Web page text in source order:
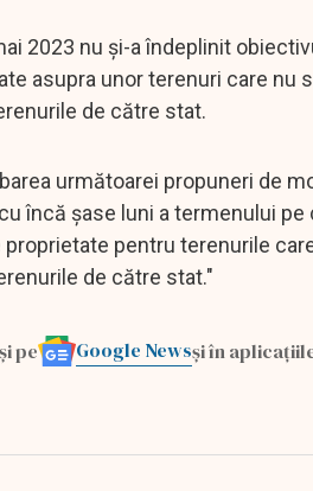
2023 nu şi-a îndeplinit
asupra unor terenuri care nu
de către stat.
următoarei propuneri de
încă şase luni a termenului
pentru terenurile
de către stat."
pe Google Newsși în